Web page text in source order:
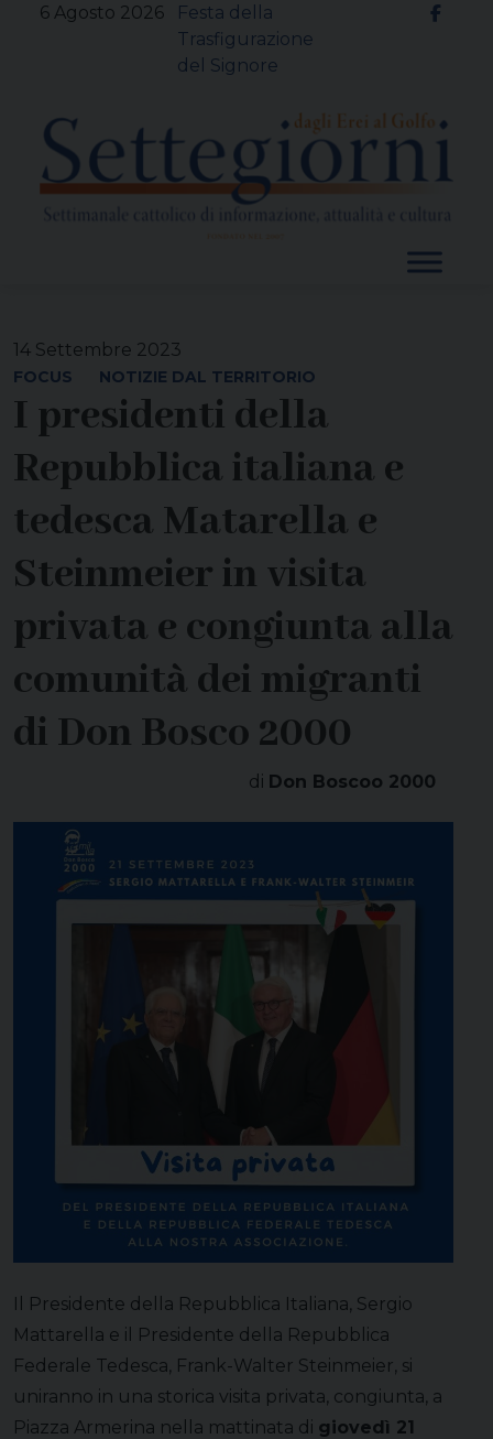
6 Agosto 2026
Festa della
Trasfigurazione
del Signore
14 Settembre 2023
FOCUS NOTIZIE DAL TERRITORIO
I presidenti della
Repubblica italiana e
tedesca Matarella e
Steinmeier in visita
privata e congiunta alla
comunità dei migranti
di Don Bosco 2000
di Don Boscoo 2000
Il Presidente della Repubblica Italiana, Sergio
Mattarella e il Presidente della Repubblica
Federale Tedesca, Frank-Walter Steinmeier, si
uniranno in una storica visita privata, congiunta, a
Piazza Armerina nella mattinata di giovedì 21